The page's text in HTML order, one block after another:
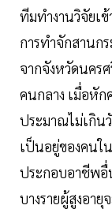
ทีมทำงานวิจัยเ
การทำจักสานก
จากจังหวัดนคร
คนกลาง เมื่อหัก
ประมาณไม่เกิน
เป็นอยู่ของคนใ
ประกอบอาชีพอื่
บางรายผู้สูงอา